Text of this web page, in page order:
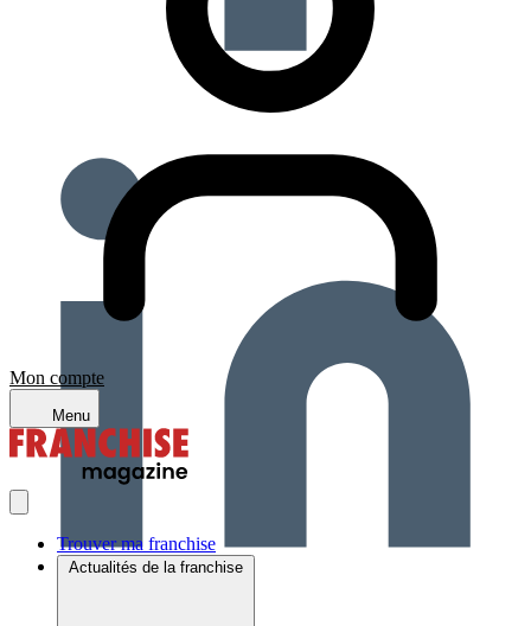
Mon compte
Menu
Trouver ma franchise
Actualités de la franchise